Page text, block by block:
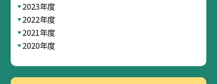
2023年度
2022年度
2021年度
2020年度